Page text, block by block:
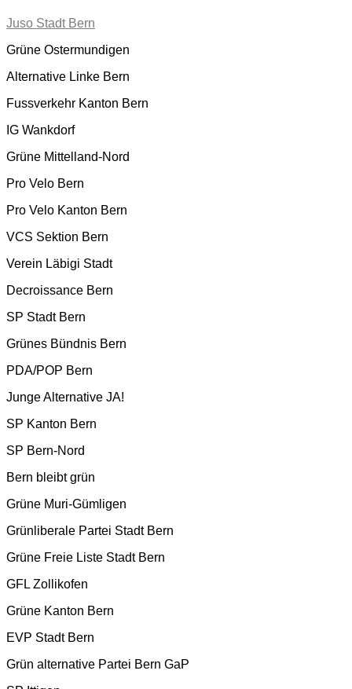
Juso Stadt Bern
Grüne Ostermundigen
Alternative Linke Bern
Fussverkehr Kanton Bern
IG Wankdorf
Grüne Mittelland-Nord
Pro Velo Bern
Pro Velo Kanton Bern
VCS Sektion Bern
Verein Läbigi Stadt
Decroissance Bern
SP Stadt Bern
Grünes Bündnis Bern
PDA/POP Bern
Junge Alternative JA!
SP Kanton Bern
SP Bern-Nord
Bern bleibt grün
Grüne Muri-Gümligen
Grünliberale Partei Stadt Bern
Grüne Freie Liste Stadt Bern
GFL Zollikofen
Grüne Kanton Bern
EVP Stadt Bern
Grün alternative Partei Bern GaP